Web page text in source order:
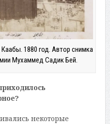
1880 год. Автор снимка
Мухаммед Садик Бей.
некоторые